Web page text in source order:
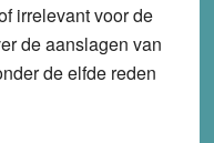
irrelevant voor de
de aanslagen van
de elfde reden